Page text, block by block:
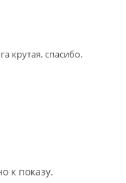
крутая, спасибо.
к показу.